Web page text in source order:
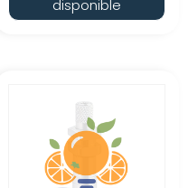
disponible